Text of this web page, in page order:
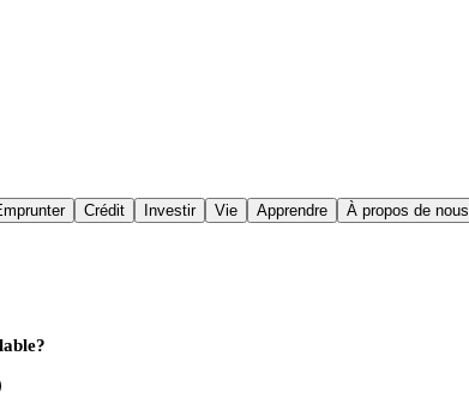
Crédit Investir Vie Apprendre À propos de nous